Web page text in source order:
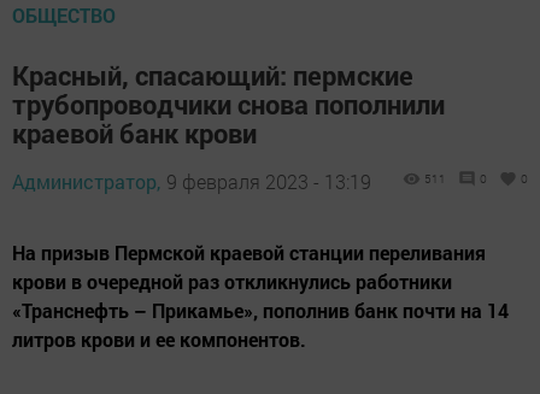
ОБЩЕСТВО
Красный, спасающий: пермские
трубопроводчики снова пополнили
краевой банк крови
Администратор, 9 февраля 2023 - 13:19 511 0 0
На призыв Пермской краевой станции переливания
крови в очередной раз откликнулись работники
«Транснефть – Прикамье», пополнив банк почти на 14
литров крови и ее компонентов.